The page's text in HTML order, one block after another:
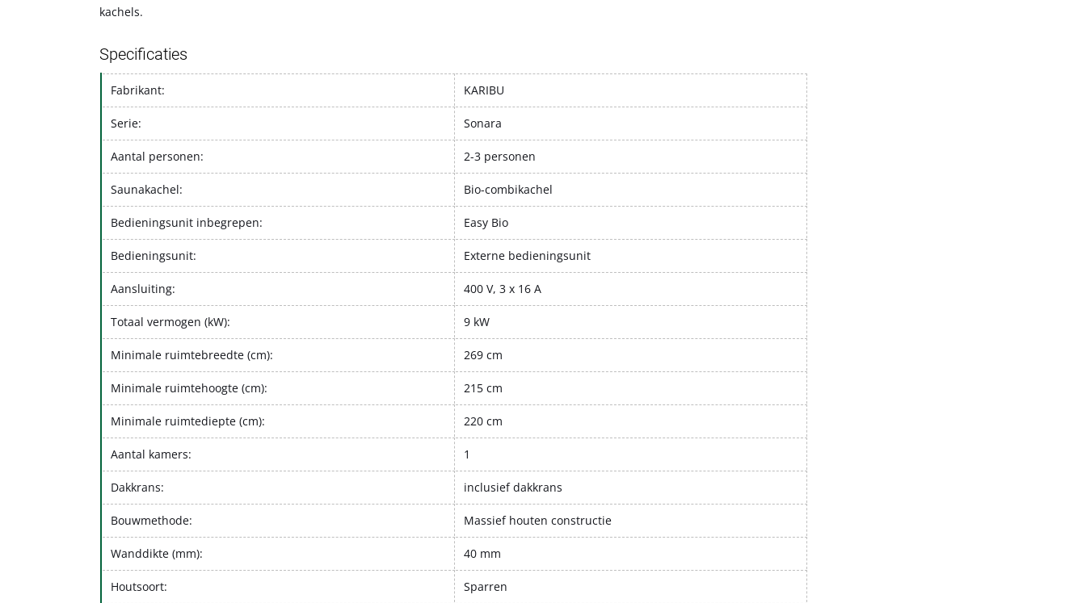
kachels.
Specificaties
Fabrikant: KARIBU
Serie: Sonara
Aantal personen: 2-3 personen
Saunakachel: Bio-combikachel
Bedieningsunit inbegrepen: Easy Bio
Bedieningsunit: Externe bedieningsunit
Aansluiting: 400 V, 3 x 16 A
Totaal vermogen (kW): 9 kW
Minimale ruimtebreedte (cm): 269 cm
Minimale ruimtehoogte (cm): 215 cm
Minimale ruimtediepte (cm): 220 cm
Aantal kamers: 1
Dakkrans: inclusief dakkrans
Bouwmethode: Massief houten constructie
Wanddikte (mm): 40 mm
Houtsoort: Sparren